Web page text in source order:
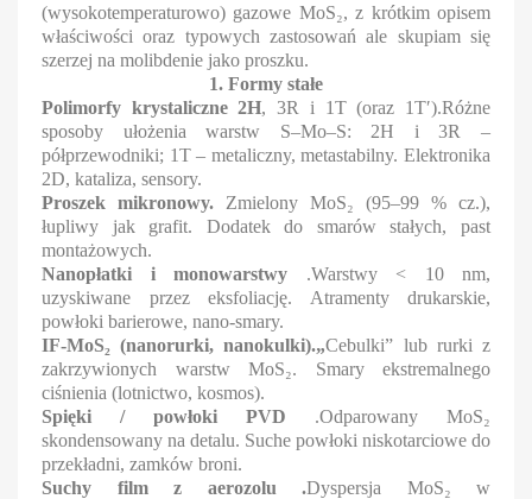
(wysokotemperaturowo) gazowe MoS₂, z krótkim opisem
właściwości oraz typowych zastosowań ale skupiam się
szerzej na molibdenie jako proszku.
1. Formy stałe
Polimorfy krystaliczne 2H, 3R i 1T (oraz 1T′).Różne
sposoby ułożenia warstw S–Mo–S: 2H i 3R –
półprzewodniki; 1T – metaliczny, metastabilny. Elektronika
2D, kataliza, sensory.
Proszek mikronowy. Zmielony MoS₂ (95–99 % cz.),
łupliwy jak grafit. Dodatek do smarów stałych, past
montażowych.
Nanopłatki i monowarstwy .Warstwy < 10 nm,
uzyskiwane przez eksfoliację. Atramenty drukarskie,
powłoki barierowe, nano-smary.
IF-MoS₂ (nanorurki, nanokulki).„Cebulki” lub rurki z
zakrzywionych warstw MoS₂. Smary ekstremalnego
ciśnienia (lotnictwo, kosmos).
Spięki / powłoki PVD .Odparowany MoS₂
skondensowany na detalu. Suche powłoki niskotarciowe do
przekładni, zamków broni.
Suchy film z aerozolu .Dyspersja MoS₂ w